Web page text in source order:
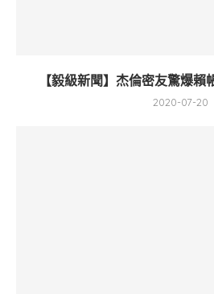
【毅級新聞】杰倫密友驚爆
2020-07-20